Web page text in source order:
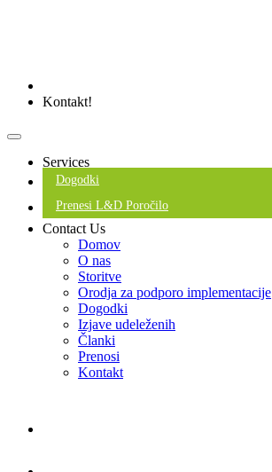
Kontakt!
Services
Dogodki
Prenesi L&D Poročilo
Contact Us
Domov
O nas
Storitve
Orodja za podporo implementacije
Dogodki
Izjave udeleženih
Članki
Prenosi
Kontakt